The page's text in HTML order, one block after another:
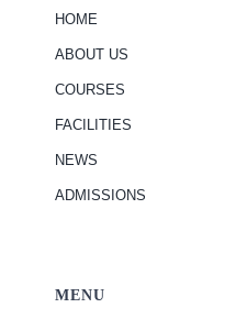
HOME
ABOUT US
COURSES
FACILITIES
NEWS
ADMISSIONS
MENU